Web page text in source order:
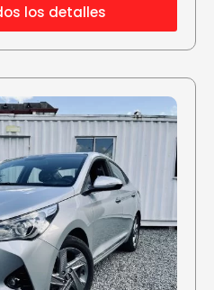
los detalles